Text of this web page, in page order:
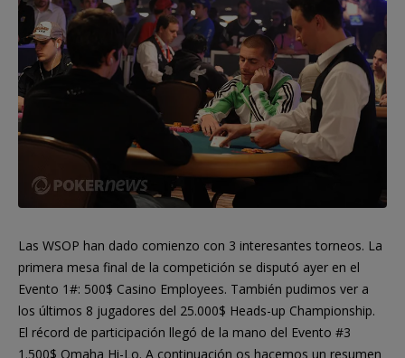
Las WSOP han dado comienzo con 3 interesantes torneos. La
primera mesa final de la competición se disputó ayer en el
Evento 1#: 500$ Casino Employees. También pudimos ver a
los últimos 8 jugadores del 25.000$ Heads-up Championship.
El récord de participación llegó de la mano del Evento #3
1.500$ Omaha Hi-Lo. A continuación os hacemos un resumen